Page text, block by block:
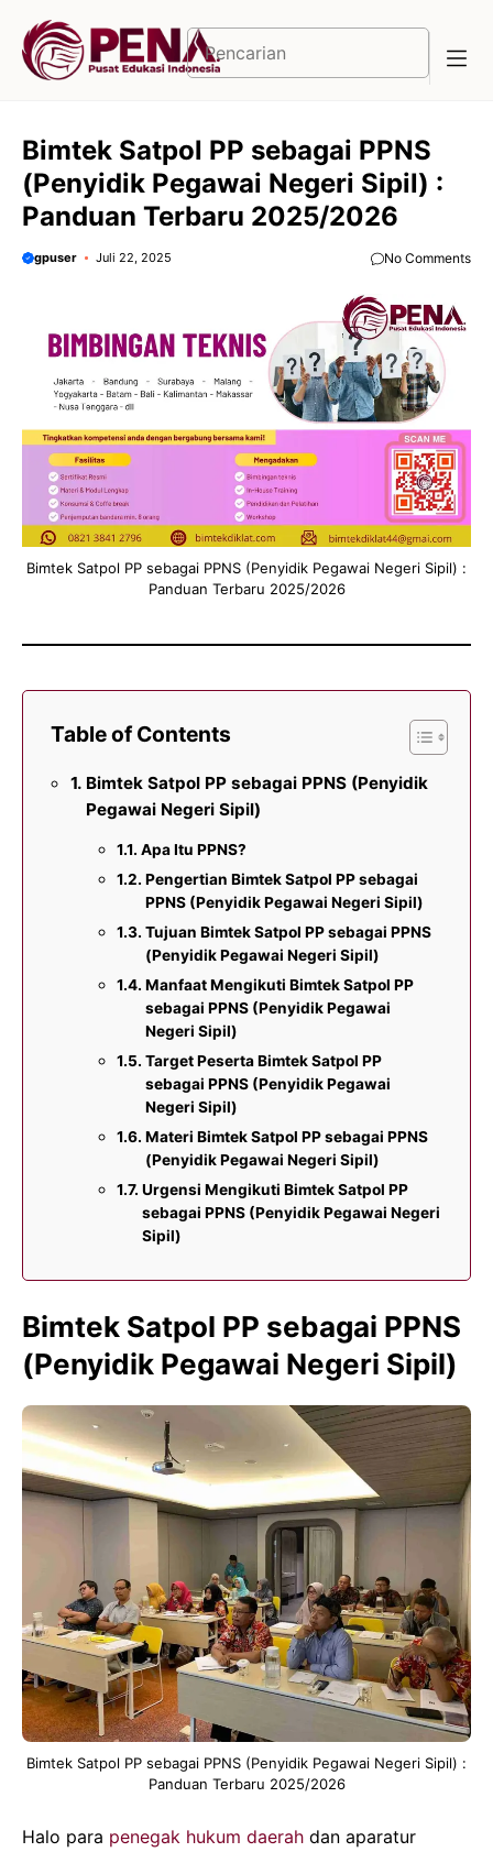
Cari
Bimtek Satpol PP sebagai PPNS
(Penyidik Pegawai Negeri Sipil) :
Panduan Terbaru 2025/2026
gpuser Juli 22, 2025 No Comments
Bimtek Satpol PP sebagai PPNS (Penyidik Pegawai Negeri Sipil) :
Panduan Terbaru 2025/2026
Table of Contents
Bimtek Satpol PP sebagai PPNS (Penyidik
Pegawai Negeri Sipil)
Apa Itu PPNS?
Pengertian Bimtek Satpol PP sebagai
PPNS (Penyidik Pegawai Negeri Sipil)
Tujuan Bimtek Satpol PP sebagai PPNS
(Penyidik Pegawai Negeri Sipil)
Manfaat Mengikuti Bimtek Satpol PP
sebagai PPNS (Penyidik Pegawai
Negeri Sipil)
Target Peserta Bimtek Satpol PP
sebagai PPNS (Penyidik Pegawai
Negeri Sipil)
Materi Bimtek Satpol PP sebagai PPNS
(Penyidik Pegawai Negeri Sipil)
Urgensi Mengikuti Bimtek Satpol PP
sebagai PPNS (Penyidik Pegawai Negeri
Sipil)
Bimtek Satpol PP sebagai PPNS
(Penyidik Pegawai Negeri Sipil)
Bimtek Satpol PP sebagai PPNS (Penyidik Pegawai Negeri Sipil) :
Panduan Terbaru 2025/2026
Halo para penegak hukum daerah dan aparatur